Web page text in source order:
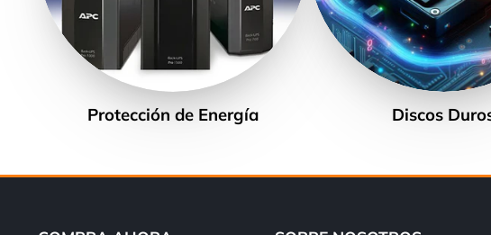
Protección de Energía Discos